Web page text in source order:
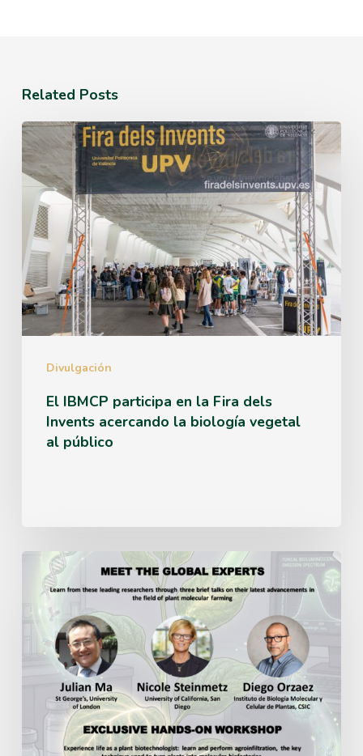
Related Posts
Divulgación
El
IBMCP
participa
en
la
Fira
dels
Invents
acercando
biología
vegetal
El IBMCP participa en la Fira dels
Invents acercando la biología vegetal
al público
Taller
interactivo
«De
semillas
medicamentos:
Cómo